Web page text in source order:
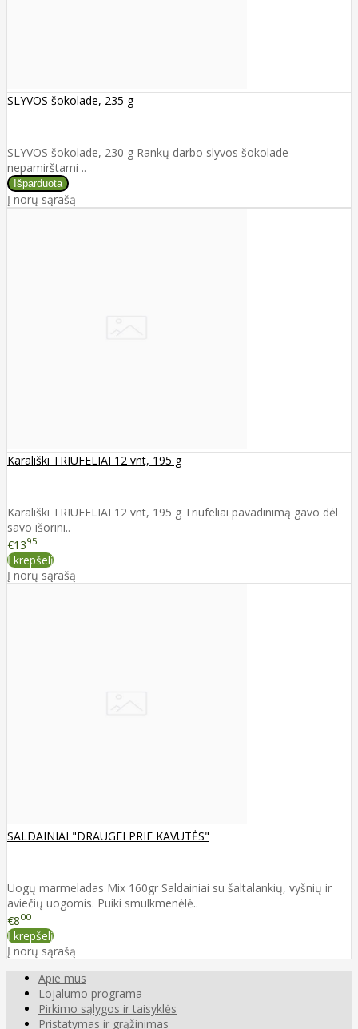
SLYVOS šokolade, 235 g
SLYVOS šokolade, 230 g Rankų darbo slyvos šokolade -
nepamirštami ..
Į norų sąrašą
Karališki TRIUFELIAI 12 vnt, 195 g
Karališki TRIUFELIAI 12 vnt, 195 g Triufeliai pavadinimą gavo dėl
savo išorini..
€1395
Į krepšelį
Į norų sąrašą
SALDAINIAI "DRAUGEI PRIE KAVUTĖS"
Uogų marmeladas Mix 160gr Saldainiai su šaltalankių, vyšnių ir
aviečių uogomis. Puiki smulkmenėlė..
€800
Į krepšelį
Į norų sąrašą
Apie mus
Lojalumo programa
Pirkimo sąlygos ir taisyklės
Pristatymas ir grąžinimas